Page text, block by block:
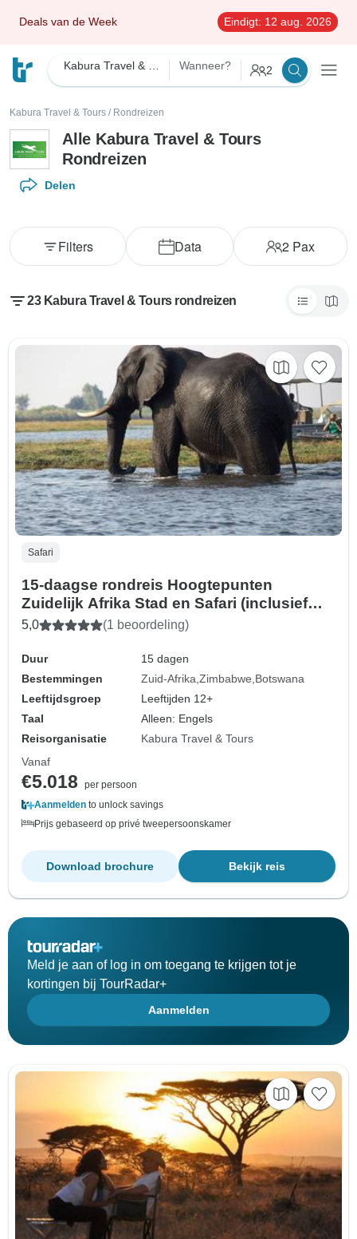
Deals van de Week Eindigt: 12 aug. 2026
Wanneer? 2
Kabura Travel & Tours / Rondreizen
Alle Kabura Travel & Tours
Rondreizen
Delen
Data 2 Pax
Filters
23 Kabura Travel & Tours rondreizen
Safari
15-daagse rondreis Hoogtepunten
Zuidelijk Afrika Stad en Safari (inclusief
aansluitende vluchten)
5,0 (1 beoordeling)
Duur
15 dagen
Bestemmingen
Zuid-Afrika Zimbabwe Botswana
Leeftijdsgroep
Leeftijden 12+
Taal
Alleen: Engels
Reisorganisatie
Kabura Travel & Tours
Vanaf
€5.018
per persoon
Aanmelden to unlock savings
Prijs gebaseerd op privé tweepersoonskamer
Bekijk reis
Download brochure
Meld je aan of log in om toegang te krijgen tot je
kortingen bij TourRadar+
Aanmelden